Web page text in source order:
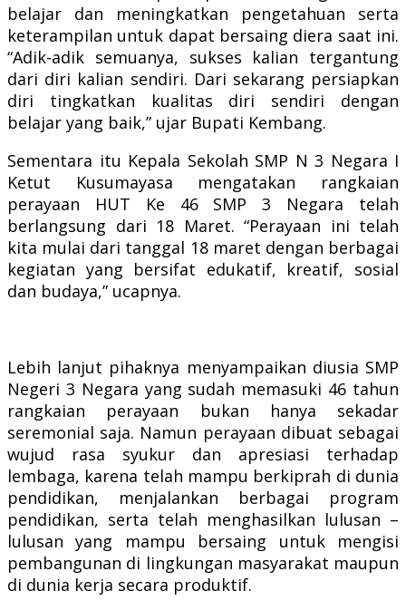
belajar dan meningkatkan pengetahuan serta
keterampilan untuk dapat bersaing diera saat ini.
“Adik-adik semuanya, sukses kalian tergantung
dari diri kalian sendiri. Dari sekarang persiapkan
diri tingkatkan kualitas diri sendiri dengan
belajar yang baik,” ujar Bupati Kembang.
Sementara itu Kepala Sekolah SMP N 3 Negara I
Ketut Kusumayasa mengatakan rangkaian
perayaan HUT Ke 46 SMP 3 Negara telah
berlangsung dari 18 Maret. “Perayaan ini telah
kita mulai dari tanggal 18 maret dengan berbagai
kegiatan yang bersifat edukatif, kreatif, sosial
dan budaya,” ucapnya.
Lebih lanjut pihaknya menyampaikan diusia SMP
Negeri 3 Negara yang sudah memasuki 46 tahun
rangkaian perayaan bukan hanya sekadar
seremonial saja. Namun perayaan dibuat sebagai
wujud rasa syukur dan apresiasi terhadap
lembaga, karena telah mampu berkiprah di dunia
pendidikan, menjalankan berbagai program
pendidikan, serta telah menghasilkan lulusan –
lulusan yang mampu bersaing untuk mengisi
pembangunan di lingkungan masyarakat maupun
di dunia kerja secara produktif.